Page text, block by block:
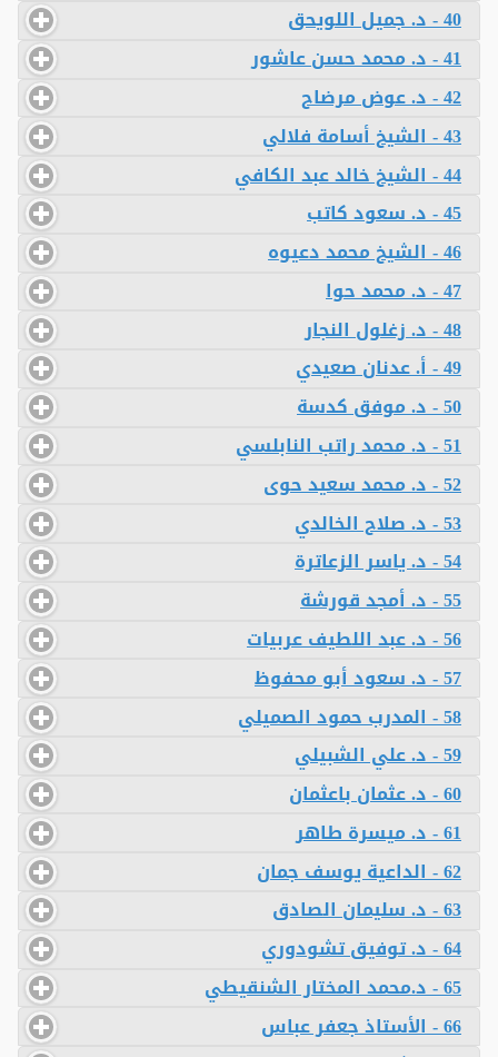
40 - د. جميل اللويحق
41 - د. محمد حسن عاشور
42 - د. عوض مرضاح
43 - الشيخ أسامة فلالي
44 - الشيخ خالد عبد الكافي
45 - د. سعود كاتب
46 - الشيخ محمد دعيوه
47 - د. محمد حوا
48 - د. زغلول النجار
49 - أ. عدنان صعيدي
50 - د. موفق كدسة
51 - د. محمد راتب النابلسي
52 - د. محمد سعيد حوى
53 - د. صلاح الخالدي
54 - د. ياسر الزعاترة
55 - د. أمجد قورشة
56 - د. عبد اللطيف عربيات
57 - د. سعود أبو محفوظ
58 - المدرب حمود الصميلي
59 - د. علي الشبيلي
60 - د. عثمان باعثمان
61 - د. ميسرة طاهر
62 - الداعية يوسف جمان
63 - د. سليمان الصادق
64 - د. توفيق تشودوري
65 - د.محمد المختار الشنقيطي
66 - الأستاذ جعفر عباس